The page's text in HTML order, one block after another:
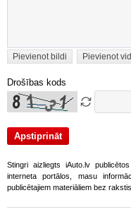
Pievienot bildi Pievienot
Drošības kods
Stingri aizliegts iAuto.lv
interneta portālos, masu
publicētajiem materiāliem bez